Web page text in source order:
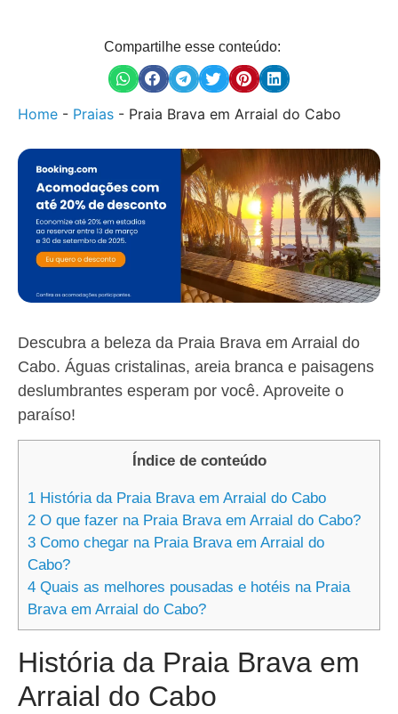
Compartilhe esse conteúdo:
Home - Praias - Praia Brava em Arraial do Cabo
Descubra a beleza da Praia Brava em Arraial do
Cabo. Águas cristalinas, areia branca e paisagens
deslumbrantes esperam por você. Aproveite o
paraíso!
Índice de conteúdo
1 História da Praia Brava em Arraial do Cabo
2 O que fazer na Praia Brava em Arraial do Cabo?
3 Como chegar na Praia Brava em Arraial do
Cabo?
4 Quais as melhores pousadas e hotéis na Praia
Brava em Arraial do Cabo?
História da Praia Brava em
Arraial do Cabo